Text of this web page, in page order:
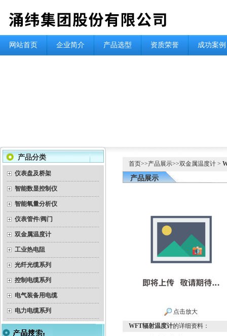
网站首页 企业简介 产品选型 资质荣誉 成功案例
产品分类
仪表盘及桥架
智能数显控制仪
智能氧量分析仪
仪表管件/阀门
双金属温度计
工业热电阻
光纤光缆系列
控制电缆系列
电气装备用电缆
电力电缆系列
首页>>产品展示>>双金属温度计>
产品展示
点击放大
WFT辐射温度计的详细资料：